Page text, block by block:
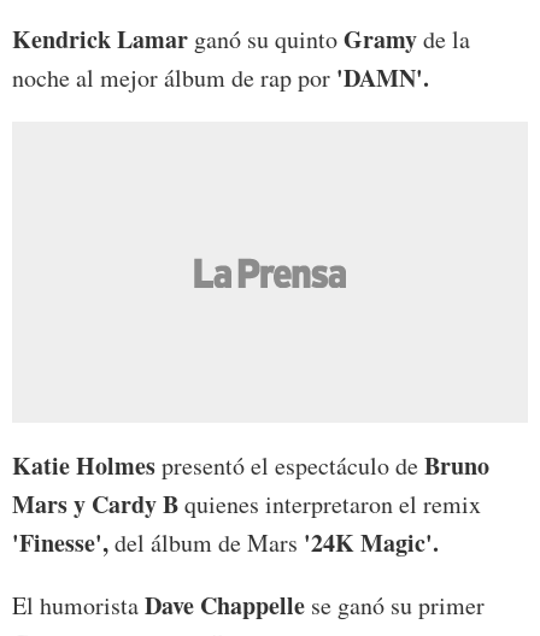
Kendrick Lamar ganó su quintoGramyde la
noche al mejor álbum de rap por 'DAMN'.
Katie Holmespresentó el espectáculo deBruno
Mars y Cardy Bquienes interpretaron el remix
'Finesse',del álbum de Mars '24K Magic'.
El humoristaDave Chappelle se ganó su primer